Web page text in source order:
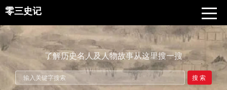
零三史记
了解历史名人及人物故事从这里搜一搜
搜索